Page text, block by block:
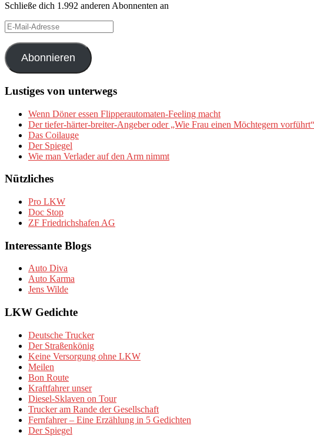
Schließe dich 1.992 anderen Abonnenten an
E-
Mail-
Adresse
Abonnieren
Lustiges von unterwegs
Wenn Döner essen Flipperautomaten-Feeling macht
Der tiefer-härter-breiter-Angeber oder „Wie Frau einen Möchtegern vorführt“
Das Coilauge
Der Spiegel
Wie man Verlader auf den Arm nimmt
Nützliches
Pro LKW
Doc Stop
ZF Friedrichshafen AG
Interessante Blogs
Auto Diva
Auto Karma
Jens Wilde
LKW Gedichte
Deutsche Trucker
Der Straßenkönig
Keine Versorgung ohne LKW
Meilen
Bon Route
Kraftfahrer unser
Diesel-Sklaven on Tour
Trucker am Rande der Gesellschaft
Fernfahrer – Eine Erzählung in 5 Gedichten
Der Spiegel